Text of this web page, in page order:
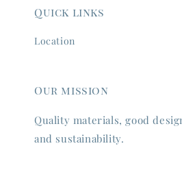
Quick links
Location
Our mission
Quality materials, good
and sustainability.